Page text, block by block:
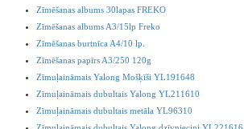
Zīmēšanas albums 30lapas FREKO
Zīmēšanas albums A3/15lp Freko
Zīmēšanas burtnīca A4/10 lp.
Zīmēšanas papīrs A3/250 120g
Zīmuļaināmais Yalong Mošķīši YL191648
Zīmuļaināmais dubultais Yalong YL211610
Zīmuļaināmais dubultais metāla YL96310